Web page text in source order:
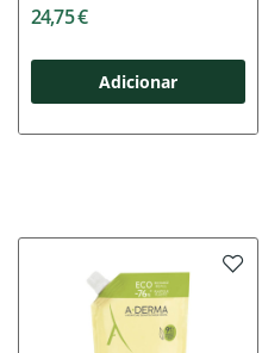
24,75 €
Adicionar